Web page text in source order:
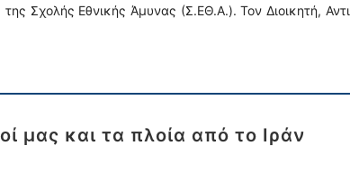
της Σχολής Εθνικής Άμυνας (Σ.ΕΘ.Α.). Τον Διοικητή,
μας και τα πλοία από το Ιράν